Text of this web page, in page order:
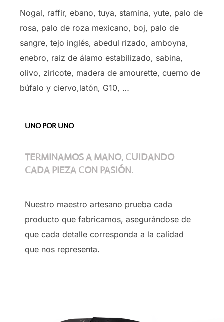
Nogal, raffir, ebano, tuya, stamina, yute, palo de
rosa, palo de roza mexicano, boj, palo de
sangre, tejo inglés, abedul rizado, amboyna,
enebro, raiz de álamo estabilizado, sabina,
olivo, ziricote, madera de amourette, cuerno de
búfalo y ciervo,latón, G10, …
UNO POR UNO
TERMINAMOS A MANO, CUIDANDO
CADA PIEZA CON PASIÓN.
Nuestro maestro artesano prueba cada
producto que fabricamos, asegurándose de
que cada detalle corresponda a la calidad
que nos representa.